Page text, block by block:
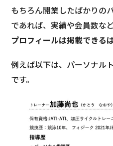
もちろん開業したばかりの
であれば、実績や会員数な
プロフィールは掲載できる
例えば以下は、パーソナル
です。